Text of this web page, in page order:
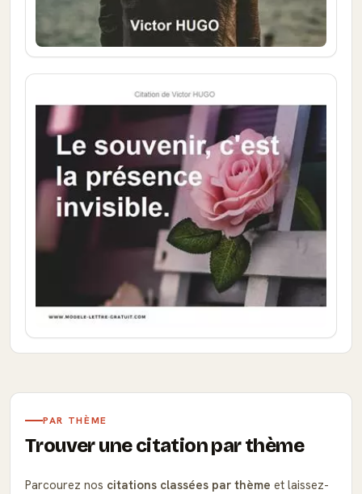
PAR THÈME
Trouver une citation par thème
Parcourez nos citations classées par thème et laissez-